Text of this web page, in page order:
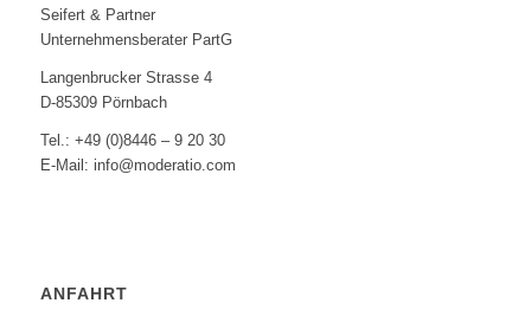
Seifert & Partner
Unternehmensberater PartG
Langenbrucker Strasse 4
D-85309 Pörnbach
Tel.: +49 (0)8446 – 9 20 30
E-Mail: info@moderatio.com
ANFAHRT